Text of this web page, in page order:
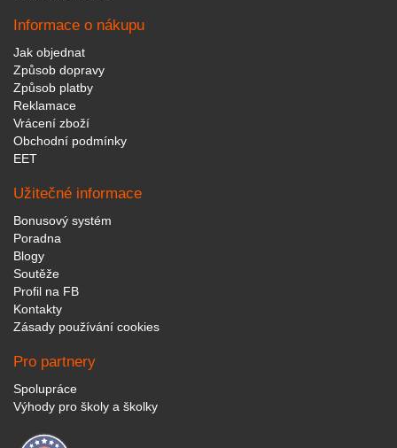
Informace o nákupu
Jak objednat
Způsob dopravy
Způsob platby
Reklamace
Vrácení zboží
Obchodní podmínky
EET
Užitečné informace
Bonusový systém
Poradna
Blogy
Soutěže
Profil na FB
Kontakty
Zásady používání cookies
Pro partnery
Spolupráce
Výhody pro školy a školky